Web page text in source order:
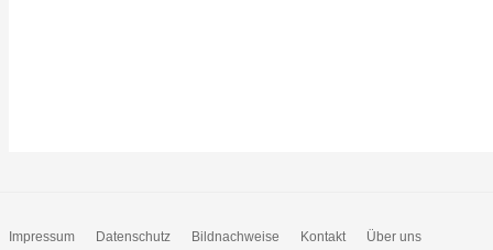
Impressum Datenschutz Bildnachweise Kontakt Über uns